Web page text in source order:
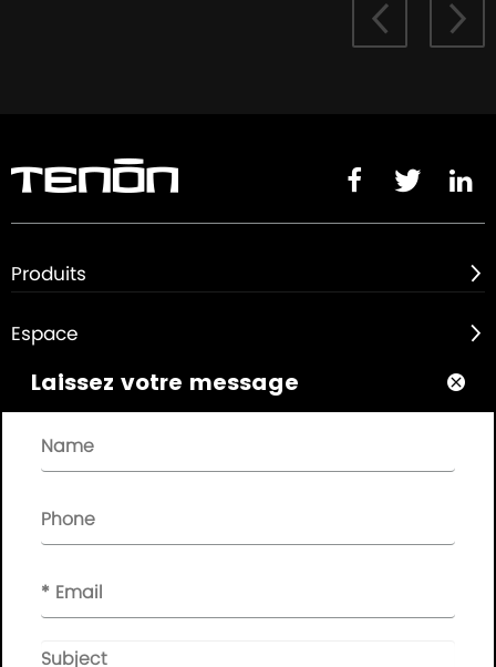
 
  
Produits 
Espace 
À propos de
Liens rapides
Veuillez laisser votre message ici, nous vous ferons part de
Laissez votre message 